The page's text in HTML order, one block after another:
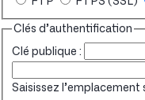
Clés d’authentification
Clé publique :
Saisissez l’emplacement